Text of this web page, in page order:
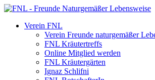
Verein FNL
Verein Freunde naturgemäßer
FNL Kräutertreffs
Online Mitglied werden
FNL Kräutergärten
Ignaz Schlifni